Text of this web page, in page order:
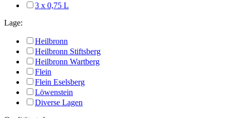
3 x 0,75 L
Lage:
Heilbronn
Heilbronn Stiftsberg
Heilbronn Wartberg
Flein
Flein Eselsberg
Löwenstein
Diverse Lagen